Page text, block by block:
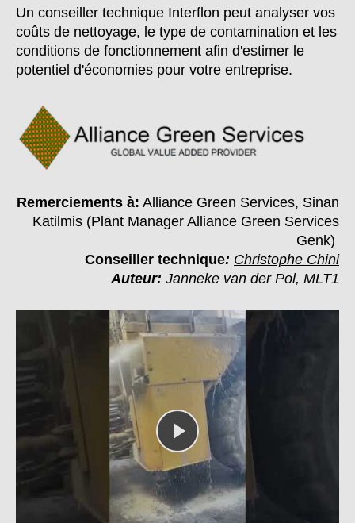
Un conseiller technique Interflon peut analyser vos
coûts de nettoyage, le type de contamination et les
conditions de fonctionnement afin d'estimer le
potentiel d'économies pour votre entreprise.
Remerciements à: Alliance Green Services, Sinan
Katilmis (Plant Manager Alliance Green Services
Genk)
Conseiller technique: Christophe Chini
Auteur: Janneke van der Pol, MLT1